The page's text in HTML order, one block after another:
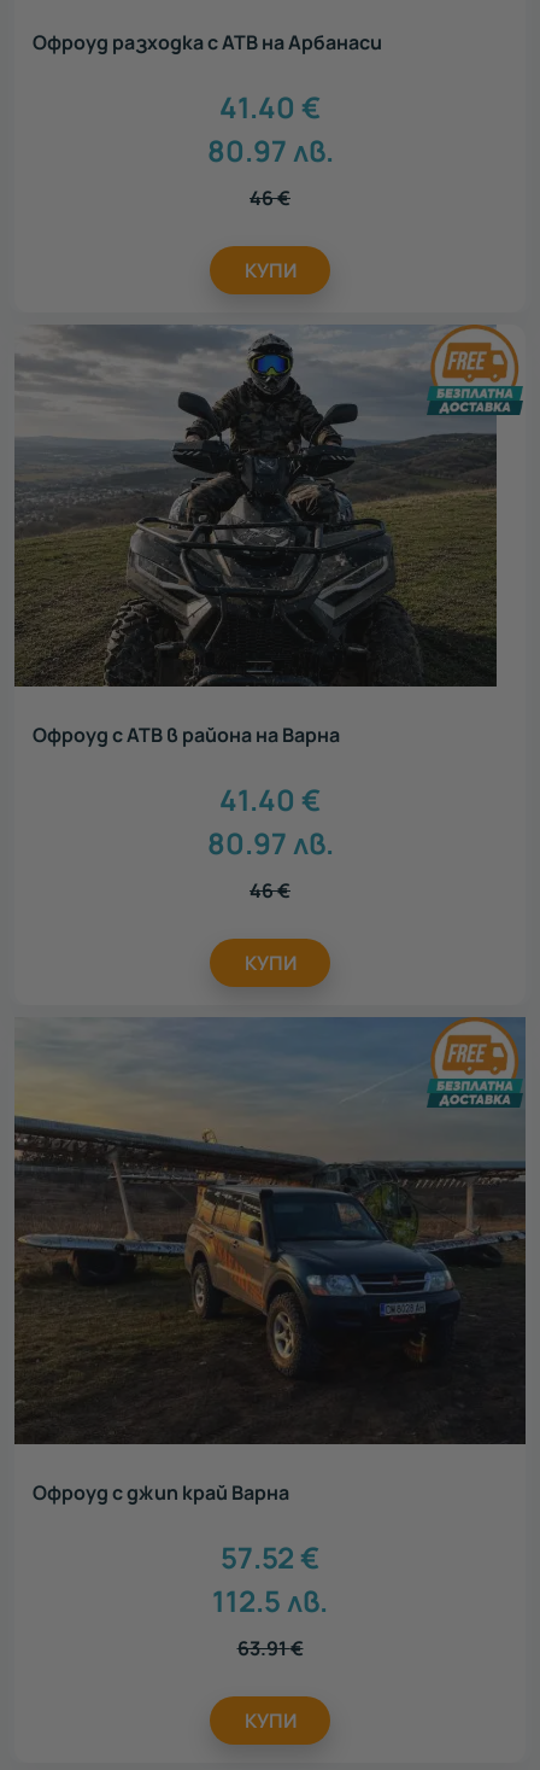
Офроуд разходка с АТВ на Арбанаси
41.40 €
80.97лв.
46€
КУПИ
Офроуд с АТВ в района на Варна
41.40 €
80.97лв.
46€
КУПИ
Офроуд с джип край Варна
57.52€
112.5 лв.
63.91€
КУПИ